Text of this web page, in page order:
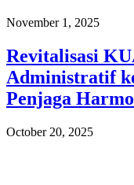
November 1, 2025
Revitalisasi
Administratif
Penjaga
October 20, 2025